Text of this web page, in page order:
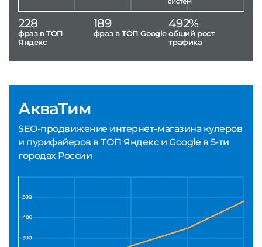
АкваТим
SEO-продвижение интернет-магазина кулеров
и пурифайеров в ТОП Яндекс и Google в 5-ти
городах России
228
фраз в ТОП
Яндекс
189
фраз в ТОП Google
492%
общий рост
трафика